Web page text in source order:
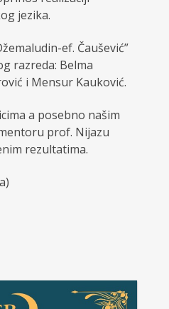
jezika.
ef. Čaušević”
razreda: Belma
i Mensur Kauković.
a posebno našim
prof. Nijazu
rezultatima.